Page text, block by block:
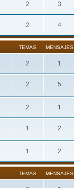
2 3
2 4
TEMAS MENSAJES
2 1
2 5
2 1
1 2
1 2
TEMAS MENSAJES